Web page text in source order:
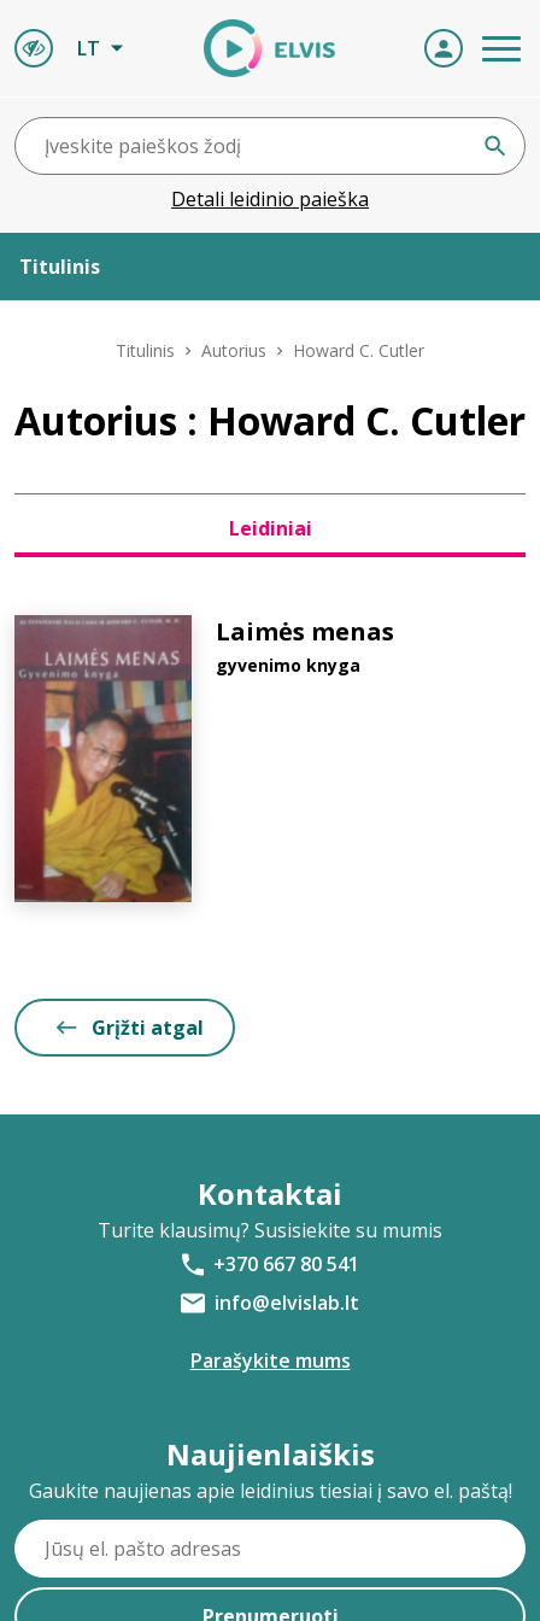
LT
Detali leidinio paieška
Titulinis
Leidiniai
D.U.K.
Titulinis Autorius Howard C. Cutler
Autorius : Howard C. Cutler
Leidiniai
Laimės menas
gyvenimo knyga
Grįžti atgal
Kontaktai
Turite klausimų? Susisiekite su mumis
+370 667 80 541
info@elvislab.lt
Parašykite mums
Naujienlaiškis
Gaukite naujienas apie leidinius tiesiai į savo el. paštą!